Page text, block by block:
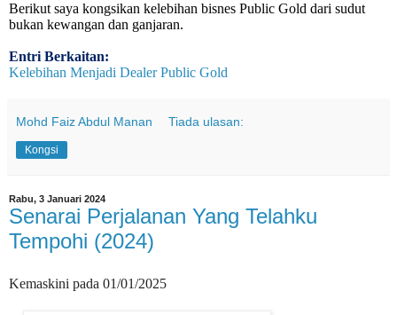
Berikut saya kongsikan kelebihan bisnes Public Gold dari sudut
bukan kewangan dan ganjaran.
Entri Berkaitan:
Kelebihan Menjadi Dealer Public Gold
Mohd Faiz Abdul Manan Tiada ulasan:
Kongsi
Rabu, 3 Januari 2024
Senarai Perjalanan Yang Telahku
Tempohi (2024)
Kemaskini pada 01/01/2025